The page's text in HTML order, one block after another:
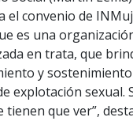
el convenio de
es una
en trata, que
y sostenimiento
explotación sexual.
tienen que ver”,